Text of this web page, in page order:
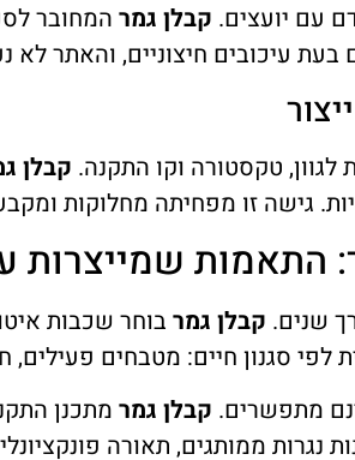
עם יועצים. קבלן גמר המחובר
עיכובים חיצוניים, והאתר לא
טקסטורה וקו התקנה. קבלן
גישה זו מפחיתה מחלוקות
התאמות שמייצרות
שנים. קבלן גמר בוחר שכבות
סגנון חיים: מטבחים פעילים,
מתפשרים. קבלן גמר מתכנן
נגרות ממותגים, תאורה